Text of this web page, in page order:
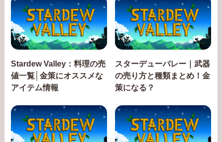
Stardew Valley：料理の売
値一覧│金策にオススメな
アイテム情報
スターデューバレー｜武器
の売り方と種類まとめ！金
策になる？